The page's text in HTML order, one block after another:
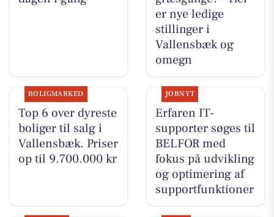
er nye ledige
stillinger i
Vallensbæk og
omegn
BOLIGMARKED
Top 6 over dyreste
boliger til salg i
Vallensbæk. Priser
op til 9.700.000 kr
JOBNYT
Erfaren IT-
supporter søges til
BELFOR med
fokus på udvikling
og optimering af
supportfunktioner